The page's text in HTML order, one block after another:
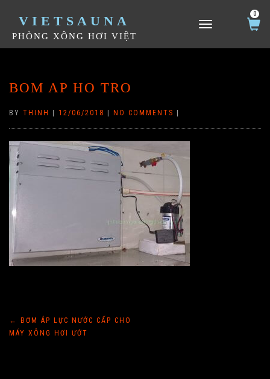
VIETSAUNA
PHÒNG XÔNG HƠI VIỆT
TOGGLE NAVIGATION
0
BOM AP HO TRO
BY THINH 12/06/2018 NO COMMENTS
Điều
←
BƠM ÁP LỰC NƯỚC CẤP CHO
MÁY XÔNG HƠI ƯỚT